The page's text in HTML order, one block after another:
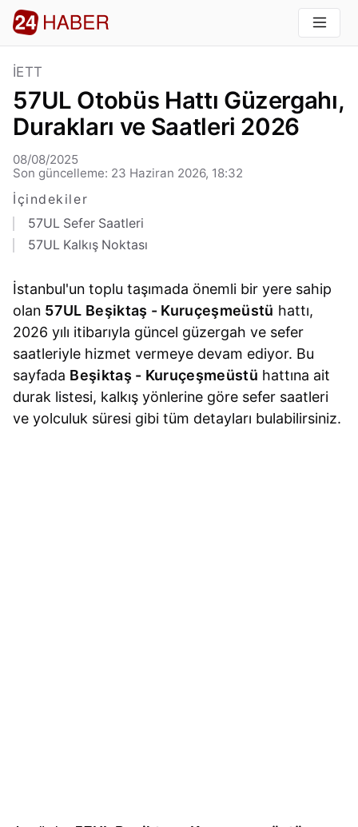
İETT
57UL Otobüs Hattı Güzergahı,
Durakları ve Saatleri 2026
08/08/2025
Son güncelleme: 23 Haziran 2026, 18:32
İçindekiler
57UL Sefer Saatleri
57UL Kalkış Noktası
İstanbul'un toplu taşımada önemli bir yere sahip
olan 57UL Beşiktaş - Kuruçeşmeüstü hattı,
2026 yılı itibarıyla güncel güzergah ve sefer
saatleriyle hizmet vermeye devam ediyor. Bu
sayfada Beşiktaş - Kuruçeşmeüstü hattına ait
durak listesi, kalkış yönlerine göre sefer saatleri
ve yolculuk süresi gibi tüm detayları bulabilirsiniz.